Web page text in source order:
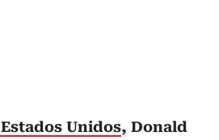
Estados Unidos, Donald